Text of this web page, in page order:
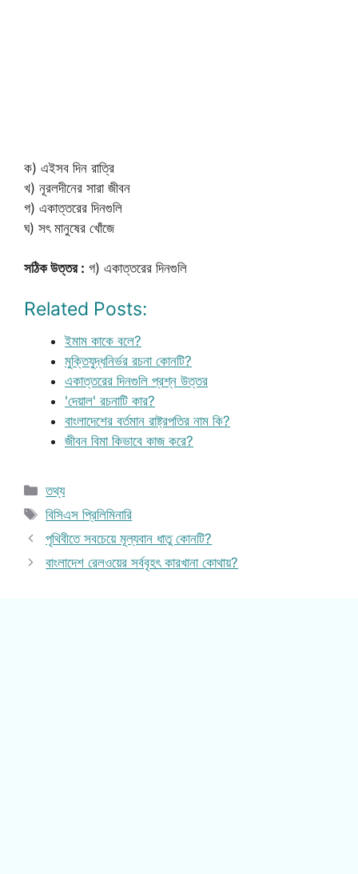
ক) এইসব দিন রাত্রি
খ) নূরলদীনের সারা জীবন
গ) একাত্তরের দিনগুলি
ঘ) সৎ মানুষের খোঁজে
সঠিক উত্তর : গ) একাত্তরের দিনগুলি
Related Posts:
ইমাম কাকে বলে?
মুক্তিযুদ্ধনির্ভর রচনা কোনটি?
একাত্তরের দিনগুলি প্রশ্ন উত্তর
'দেয়াল' রচনাটি কার?
বাংলাদেশের বর্তমান রাষ্ট্রপতির নাম কি?
জীবন বিমা কিভাবে কাজ করে?
Categories
তথ্য
Tags
বিসিএস প্রিলিমিনারি
পৃথিবীতে সবচেয়ে মূল্যবান ধাতু কোনটি?
বাংলাদেশ রেলওয়ের সর্ববৃহৎ কারখানা কোথায়?